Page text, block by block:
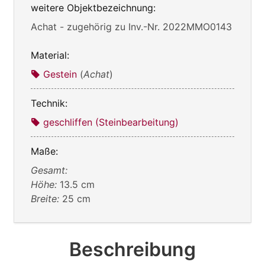
weitere Objektbezeichnung:
Achat - zugehörig zu Inv.-Nr. 2022MMO0143
Material:
Gestein (Achat)
Technik:
geschliffen (Steinbearbeitung)
Maße:
Gesamt:
Höhe: 13.5 cm
Breite: 25 cm
Beschreibung